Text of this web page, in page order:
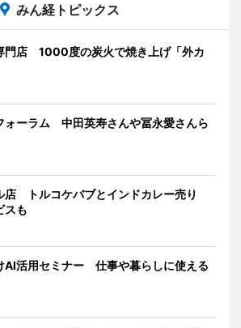
みん経トピックス
門店 1000度の炭火で焼き上げ「外カ
ォーラム 中田英寿さんや冨永愛さんら
店 トルコケバブとインドカレー売り
スも
AI活用セミナー 仕事や暮らしに使える